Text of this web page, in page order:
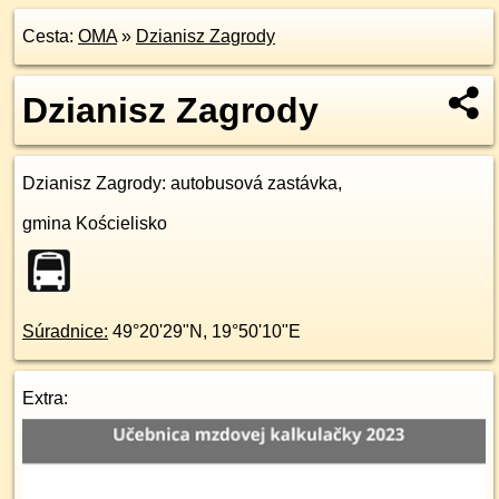
Cesta: OMA» Dzianisz Zagrody
Dzianisz Zagrody
Dzianisz Zagrody: autobusová zastávka,
gmina Kościelisko
Súradnice: 49°20'29"N , 19°50'10"E
Extra: